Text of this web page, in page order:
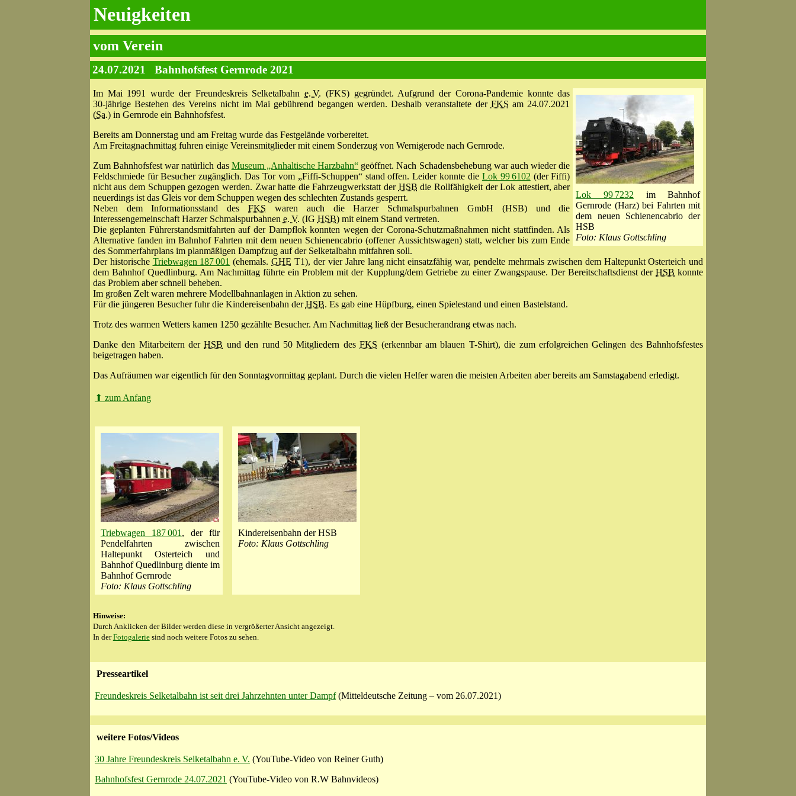
Neuigkeiten
vom Verein
24.07.2021 Bahnhofsfest Gernrode 2021
Lok 99 7232 im Bahnhof
Gernrode (Harz) bei Fahrten mit
dem neuen Schienencabrio der
HSB
Foto: Klaus Gottschling
Im Mai 1991 wurde der Freundeskreis Selketalbahne. V. (FKS) gegründet. Aufgrund der Corona-Pandemie konnte das
30‑jährige Bestehen des Vereins nicht im Mai gebührend begangen werden. Deshalb veranstaltete der FKS am 24.07.2021
(Sa.) in Gernrode ein Bahnhofsfest.
Bereits am Donnerstag und am Freitag wurde das Festgelände vorbereitet.
Am Freitagnachmittag fuhren einige Vereinsmitglieder mit einem Sonderzug von Wernigerode nach Gernrode.
Zum Bahnhofsfest war natürlich das Museum „Anhaltische Harzbahn“ geöffnet. Nach Schadensbehebung war auch wieder die
Feldschmiede für Besucher zugänglich. Das Tor vom „Fiffi-Schuppen“ stand offen. Leider konnte die Lok 99 6102 (der Fiffi)
nicht aus dem Schuppen gezogen werden. Zwar hatte die Fahrzeugwerkstatt der HSB die Rollfähigkeit der Lok attestiert, aber
neuerdings ist das Gleis vor dem Schuppen wegen des schlechten Zustands gesperrt.
Neben dem Informationsstand desFKS waren auch die Harzer Schmalspurbahnen GmbH (HSB) und die
Interessengemeinschaft Harzer Schmalspurbahnen e. V. (IG HSB) mit einem Stand vertreten.
Die geplanten Führerstandsmitfahrten auf der Dampflok konnten wegen der Corona-Schutzmaßnahmen nicht stattfinden. Als
Alternative fanden im Bahnhof Fahrten mit dem neuen Schienencabrio (offener Aussichtswagen) statt, welcher bis zum Ende
des Sommerfahrplans im planmäßigen Dampfzug auf der Selketalbahn mitfahren soll.
Der historische Triebwagen 187 001 (ehemals.GHE T1), der vier Jahre lang nicht einsatzfähig war, pendelte mehrmals zwischen dem Haltepunkt Osterteich und
dem Bahnhof Quedlinburg. Am Nachmittag führte ein Problem mit der Kupplung/dem Getriebe zu einer Zwangspause. Der Bereitschaftsdienst derHSB konnte
das Problem aber schnell beheben.
Im großen Zelt waren mehrere Modellbahnanlagen in Aktion zu sehen.
Für die jüngeren Besucher fuhr die Kindereisenbahn derHSB. Es gab eine Hüpfburg, einen Spielestand und einen Bastelstand.
Trotz des warmen Wetters kamen 1250 gezählte Besucher. Am Nachmittag ließ der Besucherandrang etwas nach.
Danke den Mitarbeitern derHSB und den rund 50 Mitgliedern desFKS (erkennbar am blauen T-Shirt), die zum erfolgreichen Gelingen des Bahnhofsfestes
beigetragen haben.
Das Aufräumen war eigentlich für den Sonntagvormittag geplant. Durch die vielen Helfer waren die meisten Arbeiten aber bereits am Samstagabend erledigt.
⬆ zum Anfang
Triebwagen 187 001 , der für
Pendelfahrten zwischen
Haltepunkt Osterteich und
Bahnhof Quedlinburg diente im
Bahnhof Gernrode
Foto: Klaus Gottschling
Kindereisenbahn der HSB
Foto: Klaus Gottschling
Hinweise:
Durch Anklicken der Bilder werden diese in vergrößerter Ansicht angezeigt.
In derFotogaleriesind noch weitere Fotos zu sehen.
Presseartikel
Freundeskreis Selketalbahn ist seit drei Jahrzehnten unter Dampf(Mitteldeutsche Zeitung – vom 26.07.2021)
weitere Fotos/Videos
30 Jahre Freundeskreis Selketalbahn e. V. (YouTube-Video von Reiner Guth)
Bahnhofsfest Gernrode 24.07.2021 (YouTube-Video von R.W Bahnvideos)